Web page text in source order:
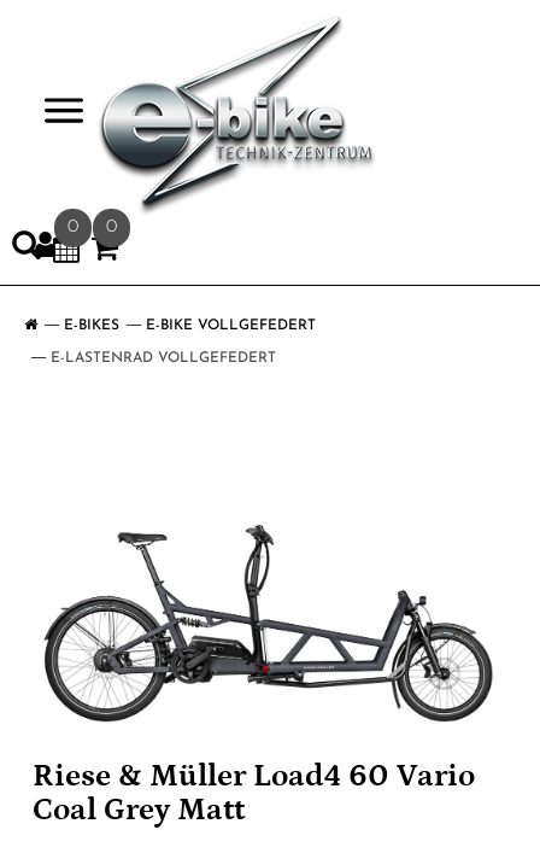
0 0
E-BIKES E-BIKE VOLLGEFEDERT
E-LASTENRAD VOLLGEFEDERT
Riese & Müller Load4 60 Vario
Coal Grey Matt